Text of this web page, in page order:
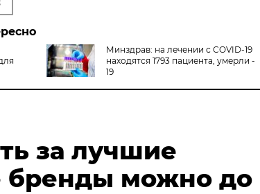
Минздрав: на лечении с COVID-19
находятся 1793 пациента, умерли -
19
за лучшие
бренды можно до